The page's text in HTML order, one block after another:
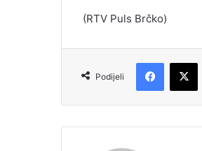
(RTV Puls Brčko)
Podijeli